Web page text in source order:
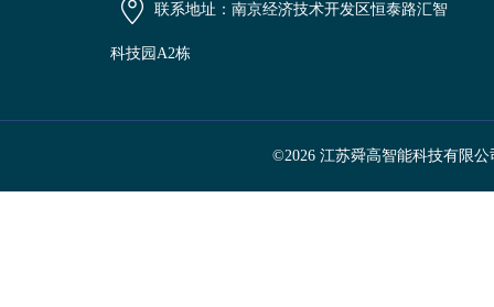
联系地址：南京经济技术开发区恒泰路汇智
科技园A2栋
©2026 江苏舜高智能科技有限